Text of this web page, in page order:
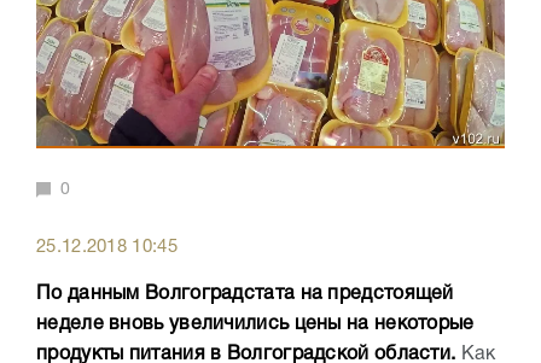
0
25.12.2018 10:45
По данным Волгоградстата на предстоящей
неделе вновь увеличились цены на некоторые
продукты питания в Волгоградской области. Как